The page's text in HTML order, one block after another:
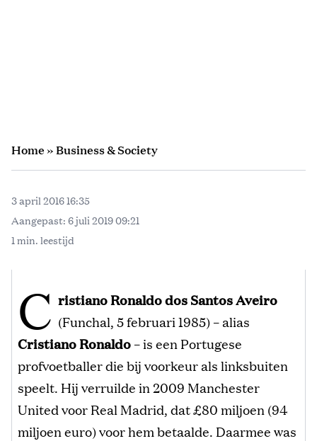
Home»Business & Society
3 april 2016 16:35
Aangepast: 6 juli 2019 09:21
1 min. leestijd
C ristiano Ronaldo dos Santos Aveiro
(Funchal, 5 februari 1985) – alias
Cristiano Ronaldo– is een Portugese
profvoetballer die bij voorkeur als linksbuiten
speelt. Hij verruilde in 2009 Manchester
United voor Real Madrid, dat £80 miljoen (94
miljoen euro) voor hem betaalde. Daarmee was